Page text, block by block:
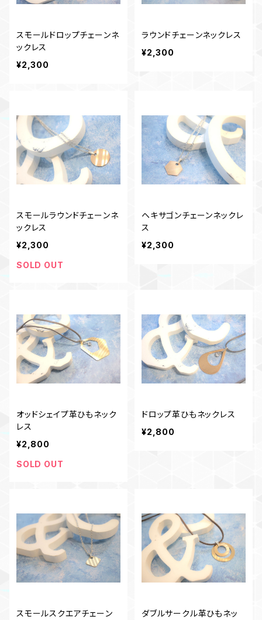
スモールドロップチェーンネ
ックレス
¥2,300
ラウンドチェーンネックレス
¥2,300
スモールラウンドチェーンネ
ックレス
¥2,300
SOLD OUT
ヘキサゴンチェーンネックレ
ス
¥2,300
オッドシェイプ革ひもネック
レス
¥2,800
SOLD OUT
ドロップ革ひもネックレス
¥2,800
スモールスクエアチェーン
ダブルサークル革ひもネッ